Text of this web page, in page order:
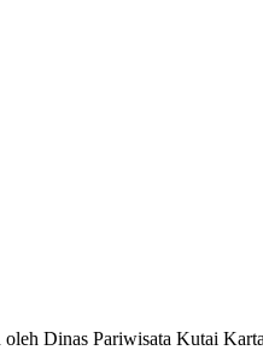
Dinas Pariwisata Kutai